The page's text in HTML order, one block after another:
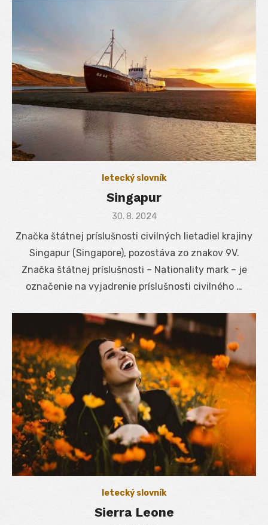
letecký slovník
Singapur
Posted
30. 8. 2024
Značka štátnej príslušnosti civilných lietadiel krajiny
Singapur (Singapore), pozostáva zo znakov 9V.
Značka štátnej príslušnosti – Nationality mark – je
označenie na vyjadrenie príslušnosti civilného …
letecký slovník
Sierra Leone